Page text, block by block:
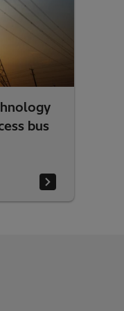
bus